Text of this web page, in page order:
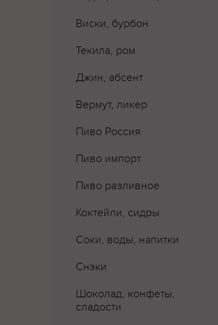
Виски, бурбон
Текила, ром
Джин, абсент
Вермут, ликер
Пиво Россия
Пиво импорт
Пиво разливное
Коктейли, сидры
Соки, воды, напитки
Снэки
Шоколад, конфеты,
сладости